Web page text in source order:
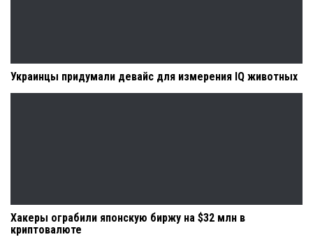
Украинцы придумали девайс для измерения IQ животных
Хакеры ограбили японскую биржу на $32 млн в
криптовалюте